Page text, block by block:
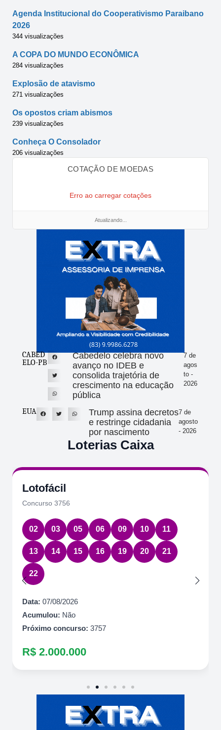
Agenda Institucional do Cooperativismo Paraibano
2026
344 visualizações
A COPA DO MUNDO ECONÔMICA
284 visualizações
Explosão de atavismo
271 visualizações
Os opostos criam abismos
239 visualizações
Conheça O Consolador
206 visualizações
COTAÇÃO DE MOEDAS
Erro ao carregar cotações
Atualizando...
CABED
ELO-PB
Cabedelo celebra novo
avanço no IDEB e
consolida trajetória de
crescimento na educação
pública
7 de
agos
to -
2026
EUA
Trump assina decretos
e restringe cidadania
por nascimento
7 de
agosto
- 2026
Loterias Caixa
Lotofácil
Concurso 3756
02 03 05 06 09 10 11
13 14 15 16 19 20 21
22
Data: 07/08/2026
Acumulou: Não
Próximo concurso: 3757
R$ 2.000.000